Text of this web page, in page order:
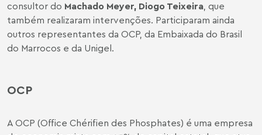
consultor do Machado Meyer, Diogo Teixeira, que
também realizaram intervenções. Participaram ainda
outros representantes da OCP, da Embaixada do Brasil
do Marrocos e da Unigel.
OCP
A OCP (Office Chérifien des Phosphates) é uma empresa